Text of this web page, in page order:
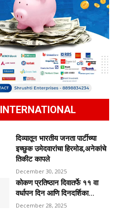
INTERNATIONAL
दिव्यातून भारतीय जनता पार्टीच्या
इच्छुक उमेदवारांचा हिरमोड,अनेकांचे
तिकीट कापले
December 30, 2025
कोकण प्रतिष्ठान दिवातर्फे ११ वा
वर्धापन दिन आणि दिनदर्शिका...
December 28, 2025